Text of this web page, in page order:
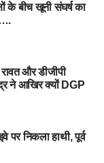
के बीच खूनी संघर्ष का
और डीजीपी
ने आखिर क्यों DGP
पर निकला हाथी, पूर्व